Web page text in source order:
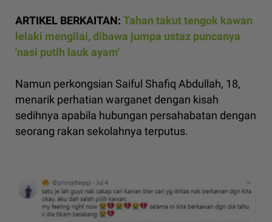
ARTIKEL BERKAITAN: Tahan takut tengok kawan
lelaki mengilai, dibawa jumpa ustaz puncanya
'nasi putih lauk ayam'
Namun perkongsian Saiful Shafiq Abdullah, 18,
menarik perhatian warganet dengan kisah
sedihnya apabila hubungan persahabatan dengan
seorang rakan sekolahnya terputus.